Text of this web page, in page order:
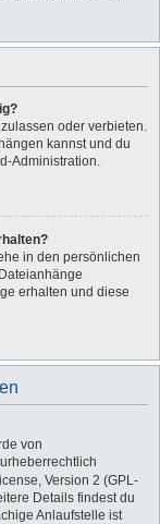
oder verbieten.
kannst und du
Administration.
in den persönlichen
erhalten und diese
von
Version 2 (GPL-
Details findest du
Anlaufstelle ist